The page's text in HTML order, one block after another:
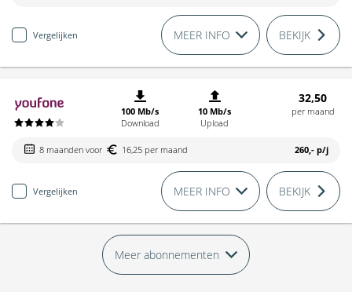
Vergelijken MEER INFO BEKIJK
100 Mb/s
Download
10 Mb/s
Upload
32,50
per maand
8 maanden voor 16,25 per maand 260,- p/j
Vergelijken MEER INFO BEKIJK
Meer abonnementen